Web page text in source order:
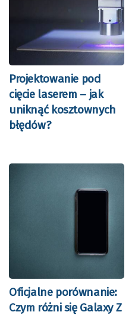
Projektowanie pod
cięcie laserem – jak
uniknąć kosztownych
błędów?
Oficjalne porównanie:
Czym różni się Galaxy Z